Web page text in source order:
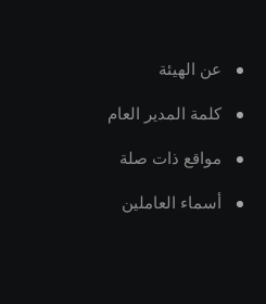
عن الهيئة
كلمة المدير العام
مواقع ذات صلة
أسماء العاملين